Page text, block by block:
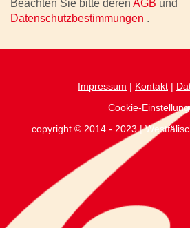
Beachten Sie bitte deren AGB und
Datenschutzbestimmungen .
Impressum | Kontakt |
Cookie-
copyright © 2014 - 2023 |